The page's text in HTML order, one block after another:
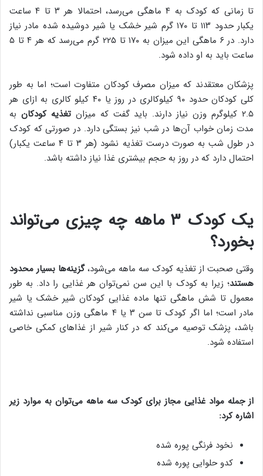
تا زمانی که کودک به ۴ ماهگی می‌رسد، احتمالا هر ۳ تا ۴ ساعت
یکبار حدود ۱۱۳ تا ۱۷۰ گرم شیر خشک یا شیر دوشیده شده مادر نیاز
دارد. در ۶ ماهگی این میزان به ۱۷۰ تا ۲۲۵ گرم می‌رسد که هر ۴ تا ۵
ساعت باید به او داده شود.
پزشکان معتقدند که میزان مصرف کودکان متفاوت است؛ اما به طور
کلی کودکان حدود ۹۰ کیلوکالری در روز یا ۴۰ کیلو کالری به ازای هر
۲.۵ کیلوگرم وزن نیاز دارند. باید گفت که میزان
تغذیه کودکان به
مدت زمان خواب آن‌ها در شب نیز بستگی دارد. در صورتی که کودک
در طول شب به صورت درست تغذیه نشود (هر ۳ تا ۴ ساعت یکبار)
احتمال دارد که در روز به حجم بیشتری غذا نیاز داشته باشد.
یک کودک ۳ ماهه چه چیزی می‌تواند
بخورد؟
وقتی صحبت از تغذیه کودک سه ماهه می‌شود،گزینه‌ها بسیار محدود
هستند؛ زیرا به کودک با این سن نمی‌توان هر غذایی را داد. به طور
معمول تا شش ماهگی تنها ماده غذایی کودکان شیر خشک یا شیر
مادر است؛ اما اگر کودک تا سن ۳ یا ۴ ماهگی وزن مناسبی نداشته
باشد، پزشک توصیه می‌کند که در کنار شیر از غذاهای کمکی خاصی
استفاده شود.
از جمله مواد غذایی مجاز برای کودک سه ماهه می‌توان به موارد زیر
اشاره کرد:
نخود فرنگی پوره شده
کدو حلوایی پوره شده